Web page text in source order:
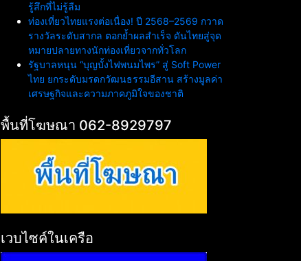
รู้สึกที่ไม่รู้ลืม
ท่องเที่ยวไทยแรงต่อเนื่อง! ปี 2568–2569 กวาด
รางวัลระดับสากล ตอกย้ำผลสำเร็จ ดันไทยสู่จุด
หมายปลายทางนักท่องเที่ยวจากทั่วโลก
รัฐบาลหนุน “บุญบั้งไฟพนมไพร” สู่ Soft Power
ไทย ยกระดับมรดกวัฒนธรรมอีสาน สร้างมูลค่า
เศรษฐกิจและความภาคภูมิใจของชาติ
พื้นที่โฆษณา 062-8929797
เวบไซค์ในเครือ